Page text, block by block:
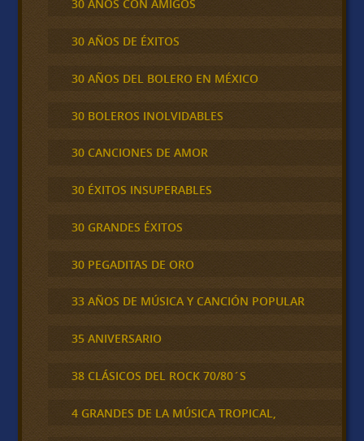
30 AÑOS CON AMIGOS
30 AÑOS DE ÉXITOS
30 AÑOS DEL BOLERO EN MÉXICO
30 BOLEROS INOLVIDABLES
30 CANCIONES DE AMOR
30 ÉXITOS INSUPERABLES
30 GRANDES ÉXITOS
30 PEGADITAS DE ORO
33 AÑOS DE MÚSICA Y CANCIÓN POPULAR
35 ANIVERSARIO
38 CLÁSICOS DEL ROCK 70/80´S
4 GRANDES DE LA MÚSICA TROPICAL,